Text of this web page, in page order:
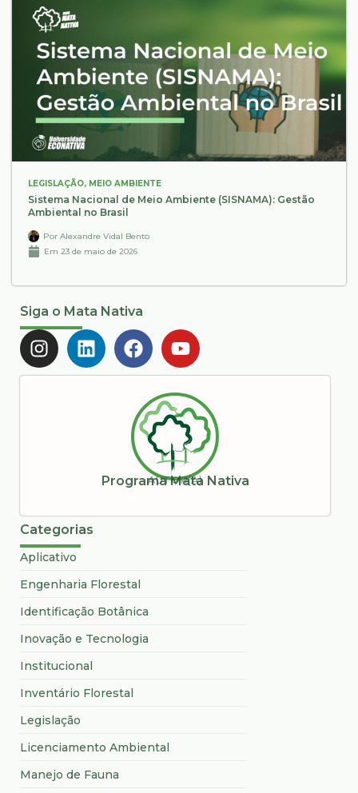
LEGISLAÇÃO, MEIO AMBIENTE
Sistema Nacional de Meio Ambiente (SISNAMA): Gestão
Ambiental no Brasil
Por Alexandre Vidal Bento
Em 23 de maio de 2026
Siga o Mata Nativa
AUTOR(A)
Programa Mata Nativa
Categorias
Aplicativo
Engenharia Florestal
Identificação Botânica
Inovação e Tecnologia
Institucional
Inventário Florestal
Legislação
Licenciamento Ambiental
Manejo de Fauna